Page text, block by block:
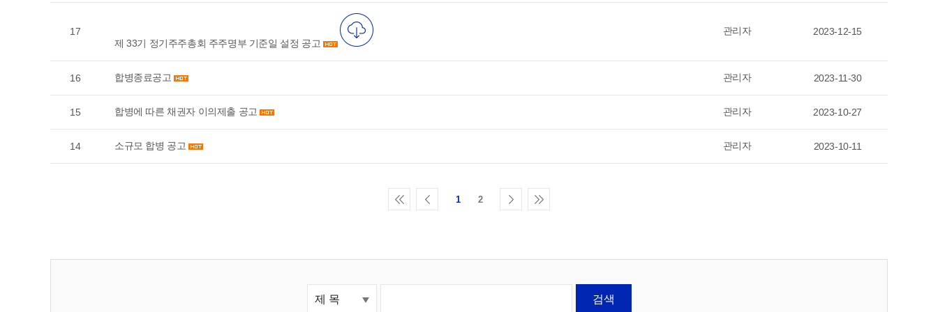
17
제 33기 정기주주총회 주주명부 기준일 설정 공고
관리자 2023-12-15
16 합병종료공고 관리자 2023-11-30
15 합병에 따른 채권자 이의제출 공고 관리자 2023-10-27
14 소규모 합병 공고 관리자 2023-10-11
1 2
검색